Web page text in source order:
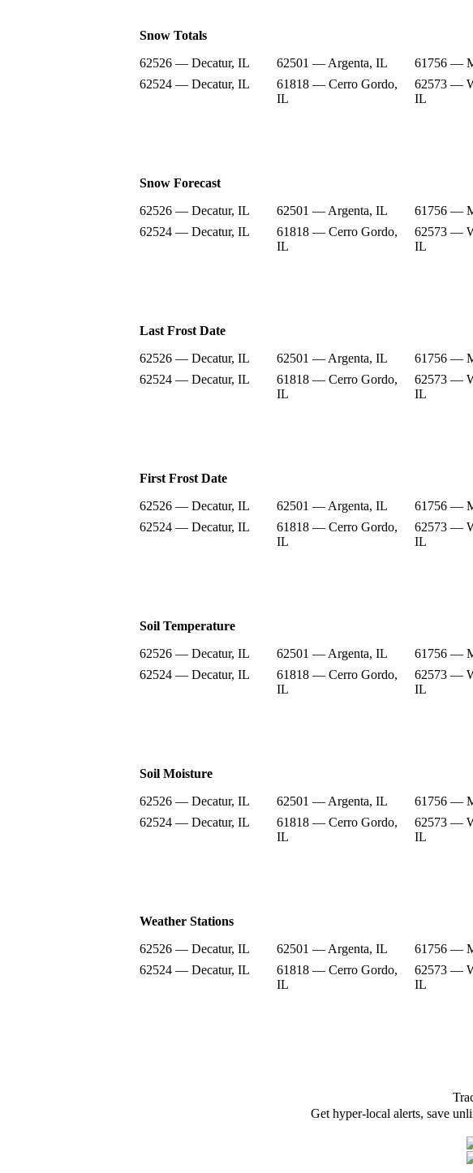
Snow Totals
62526 — Decatur, IL
62501 — Argenta, IL 61756 —
62524 — Decatur, IL
61818 — Cerro Gordo,
IL
62573 —
IL
Snow Forecast
62526 — Decatur, IL
62501 — Argenta, IL 61756 —
62524 — Decatur, IL
61818 — Cerro Gordo,
IL
62573 —
IL
Last Frost Date
62526 — Decatur, IL
62501 — Argenta, IL 61756 —
62524 — Decatur, IL
61818 — Cerro Gordo,
IL
62573 —
IL
First Frost Date
62526 — Decatur, IL
62501 — Argenta, IL 61756 —
62524 — Decatur, IL
61818 — Cerro Gordo,
IL
62573 —
IL
Soil Temperature
62526 — Decatur, IL
62501 — Argenta, IL 61756 —
62524 — Decatur, IL
61818 — Cerro Gordo,
IL
62573 —
IL
Soil Moisture
62526 — Decatur, IL
62501 — Argenta, IL 61756 —
62524 — Decatur, IL
61818 — Cerro Gordo,
IL
62573 —
IL
Weather Stations
62526 — Decatur, IL
62501 — Argenta, IL 61756 —
62524 — Decatur, IL
61818 — Cerro Gordo,
IL
62573 —
IL
Get hyper-local alerts, save